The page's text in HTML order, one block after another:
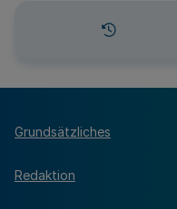
Grundsätzliches
Redaktion